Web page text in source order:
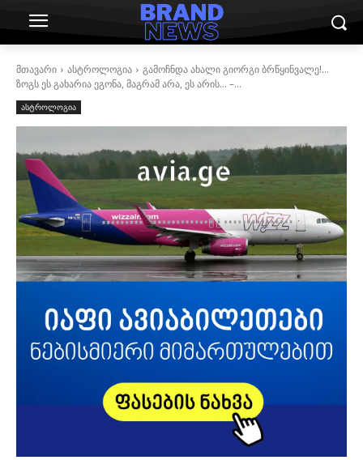
მთავარი ასტროლოგია
გამოჩნდა ახალი გიორგი ბრწყინვალე!…
ზოგს ეს გახარია ეგონა, მაგრამ არა, ეს არის… –...
ასტროლოგია